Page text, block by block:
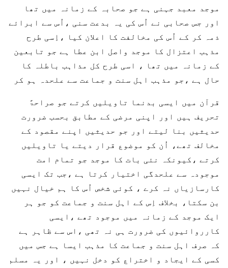
موجد معبد جہنی ہے جو صحابہ کے زمانہ میں تھا
اور جس صحابی نے اُس کی یہ بدعت سنی ،اُس سے ابرائے
ذمہ کر کے اُس کی مخالفت کا اعلان کیا ،اِسی طرح
مذہب اعتزال کا موجد واصل ابن عطا ہے جو تابعین
کے زمانہ میں تھا ، اسی طرح کل مذاہب باطلہ کا
حال ہے ،جو مذہب اہل سنت و جماعت سے علحدہ ہو کر
قرآن میں ایسی بدنما تاویلیں کرتے جو صراحۃً
تحریف ہیں اور اپنی مرضی کے مطابق بحسب ضرورت
حدیثیں بنا لیتے اور جو حدیثیں اپنے مقصود کے
مخالف تھے، اُن کو موضوع قرار دیتے یا تاویلیں
کرتے ،کیونکہ نئی بات کا موجد جو تمام امت
موجودہ سے علحدگی اختیار کرتا ہے ،جب تک ایسی
کارسازیاں نہ کرے ، کوئی شخص اُس کا ہم خیال نہیں
بن سکتا، بخلاف اِس کے اہل سنت و جماعت کو جو ہر
ایک موجد کے زمانہ میں موجود تھے ،ایسی
کارروائیوں کی ضرورت ہی نہ تھی ،اس سے ظاہر ہے
کہ صرف اہل سنت و جماعت کا مذہب ایسا ہے جس میں
کسی کے ایجاد و اختراع کو دخل نہیں ، اور یہ مسلم